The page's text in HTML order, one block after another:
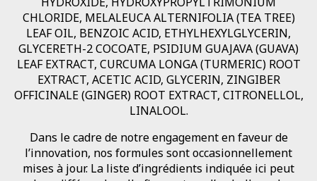
CHLORIDE, MELALEUCA ALTERNIFOLIA (TEA TREE)
LEAF OIL, BENZOIC ACID, ETHYLHEXYLGLYCERIN,
GLYCERETH-2 COCOATE, PSIDIUM GUAJAVA (GUAVA)
LEAF EXTRACT, CURCUMA LONGA (TURMERIC) ROOT
EXTRACT, ACETIC ACID, GLYCERIN, ZINGIBER
OFFICINALE (GINGER) ROOT EXTRACT, CITRONELLOL,
LINALOOL.
Dans le cadre de notre engagement en faveur de
l’innovation, nos formules sont occasionnellement
mises à jour. La liste d’ingrédients indiquée ici peut